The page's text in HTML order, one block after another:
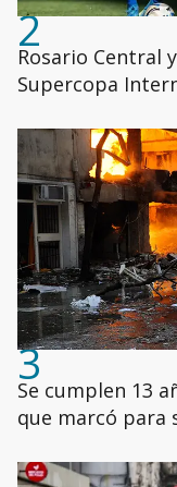
2
Rosario Central
Supercopa
3
Se cumplen 13
que marcó para